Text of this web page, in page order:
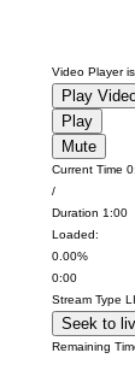
Video Player
Play
Play
Mute
Current Time
/
Duration 1:00
Loaded:
0.00%
0:00
Stream Type
Seek to
Remaining